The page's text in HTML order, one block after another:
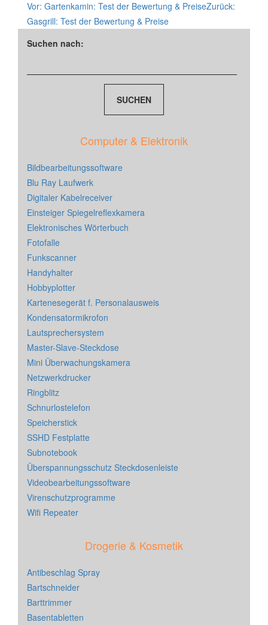
Vor: Gartenkamin: Test der Bewertung & PreiseZurück:
Gasgrill: Test der Bewertung & Preise
Suchen nach:
Computer & Elektronik
Bildbearbeitungssoftware
Blu Ray Laufwerk
Digitaler Kabelreceiver
Einsteiger Spiegelreflexkamera
Elektronisches Wörterbuch
Fotofalle
Funkscanner
Handyhalter
Hobbyplotter
Kartenesegerät f. Personalausweis
Kondensatormikrofon
Lautsprechersystem
Master-Slave-Steckdose
Mini Überwachungskamera
Netzwerkdrucker
Ringblitz
Schnurlostelefon
Speicherstick
SSHD Festplatte
Subnotebook
Überspannungsschutz Steckdosenleiste
Videobearbeitungssoftware
Virenschutzprogramme
Wifi Repeater
Drogerie & Kosmetik
Antibeschlag Spray
Bartschneider
Barttrimmer
Basentabletten